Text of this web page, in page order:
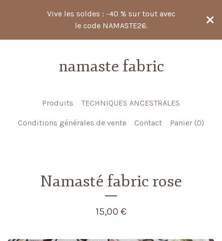
Vive les soldes : -40 % sur tout avec
le code NAMASTE26.
namaste fabric
Produits TECHNIQUES ANCESTRALES
Conditions générales de vente Contact Panier (0)
Namasté fabric rose
15,00 €